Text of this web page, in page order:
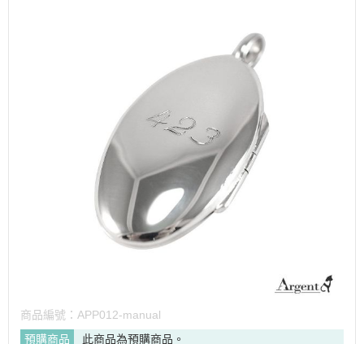
商品編號： APP012-manual
預購商品
此商品為預購商品。